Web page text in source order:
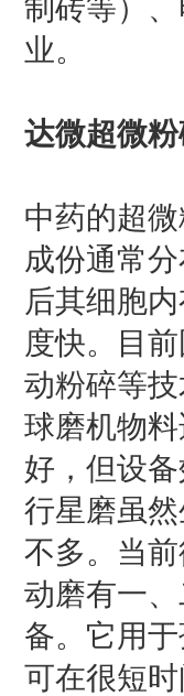
制砖等）
业。
达微超微
中药的超
成份通常
后其细胞
度快。目
动粉碎等
球磨机物
好，但设
行星磨虽
不多。当
动磨有一
备。它用
可在很短